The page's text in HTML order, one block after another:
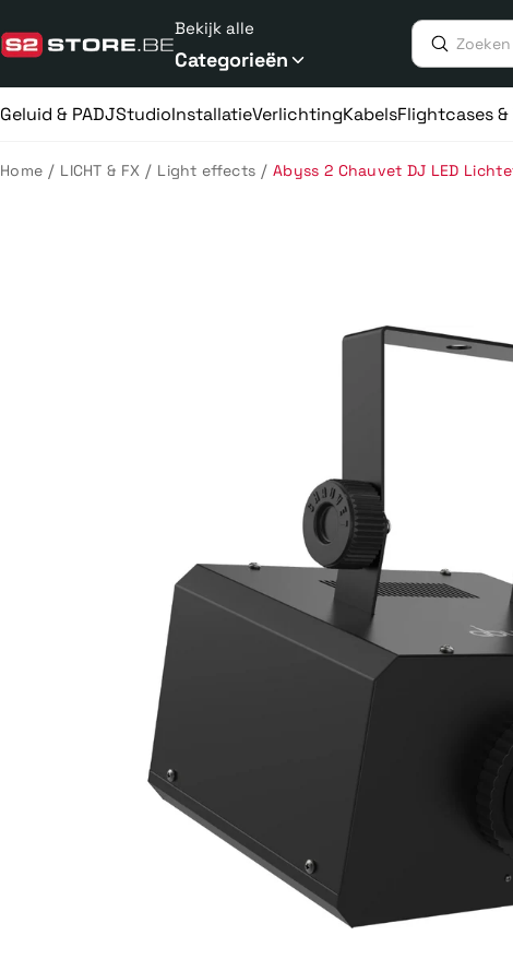
naar
de
Bekijk alle
Categorieën
Geluid & PADJStudioInstallatieVerlichtingKabelsFlightcases &
Home / LICHT & FX / Light effects / Abyss 2 Chauvet DJ LED